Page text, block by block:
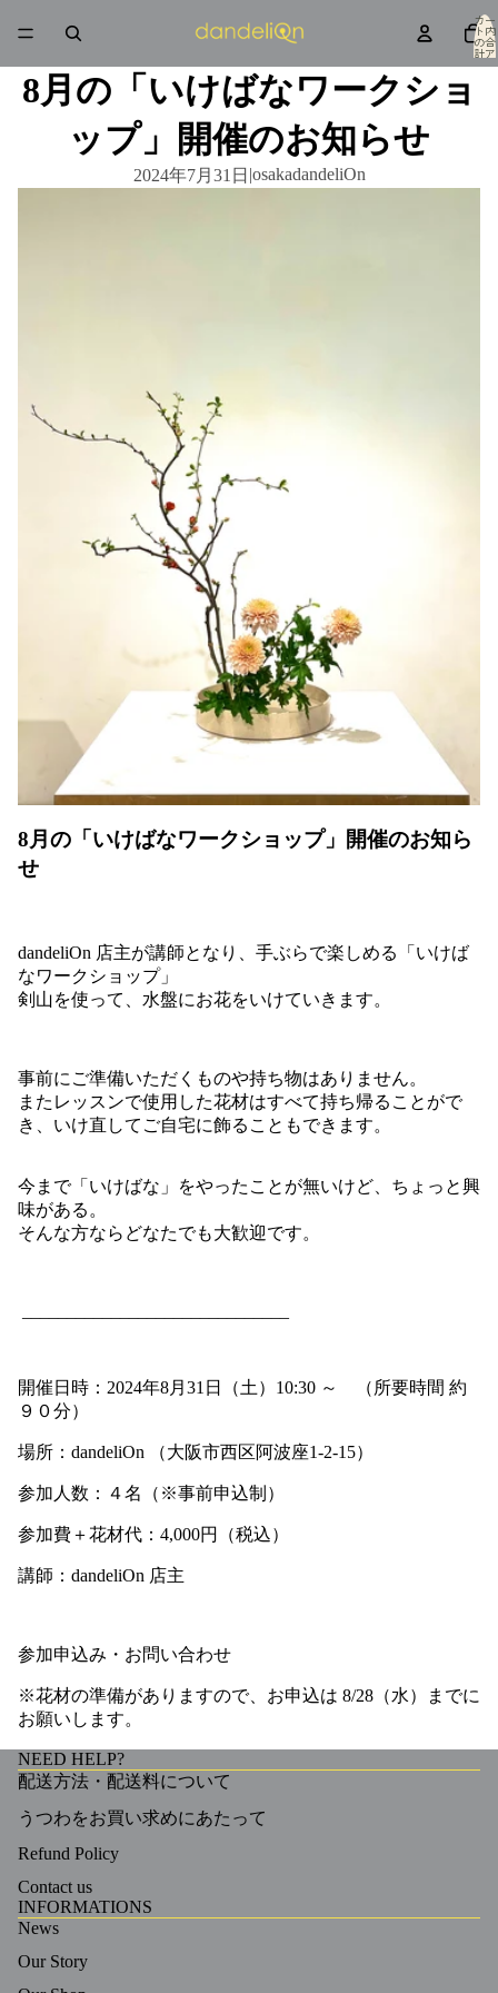
カー
ト内
の合
計ア
イテ
8月の「いけばなワークショ
ップ」開催のお知らせ
2024年7月31日 |osakadandeliOn
8月の「いけばなワークショップ」開催のお知ら
せ
dandeliOn 店主が講師となり、 手ぶらで楽しめる
「いけば
なワークショップ」
剣山を使って、水盤にお花をいけていきます。
事前にご準備いただくものや持ち物はありません。
またレッスンで使用した花材はすべて持ち帰ることがで
き、いけ直してご自宅に飾ることもできます。
今まで「いけばな」をやったことが無いけど、ちょっと興
味がある。
そんな方ならどなたでも大歓迎です。
開催日時：2024年8月31日（土）10:30 ～ （ 所要時間 約
９０分）
場所：dandeliOn （大阪市西区阿波座1-2-15）
参加人数：４名（※事前申込制）
参加費＋花材代：4,000円（税込）
講師：dandeliOn 店主
参加申込み・お問い合わせ
※花材の準備がありますので、お申込は 8/28（水）までに
お願いします。
NEED HELP?
配送方法・配送料について
うつわをお買い求めにあたって
Refund Policy
Contact us
INFORMATIONS
News
Our Story